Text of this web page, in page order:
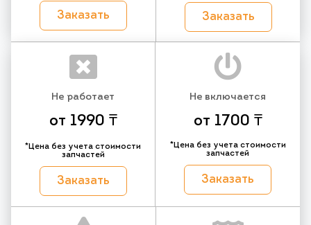
Заказать Заказать
Не работает
от 1990 ₸
*Цена без учета стоимости
запчастей
Заказать
Не включается
от 1700 ₸
*Цена без учета стоимости
запчастей
Заказать